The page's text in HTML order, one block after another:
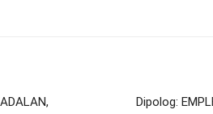
Dipolog: